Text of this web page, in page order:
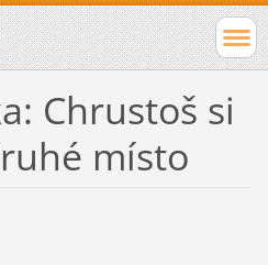
Chrustoš si
místo